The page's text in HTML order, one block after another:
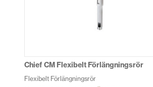
produktsidan
Chief CM Flexibelt Förlängningsrör
Flexibelt Förlängningsrör